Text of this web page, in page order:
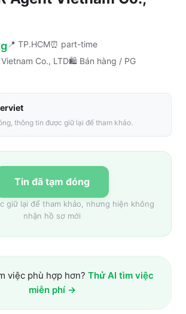
📍 TP.HCM⏰ part-time
Co., LTD🛍️ Bán hàng / PG
thông tin được giữ lại để tham khảo.
Tin đã tạm đóng
giữ lại để tham khảo, nhưng hiện không
nhận hồ sơ mới
việc phù hợp hơn? Thử AI tìm việc
miễn phí →